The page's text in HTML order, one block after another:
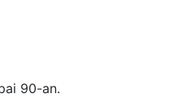
90-an.